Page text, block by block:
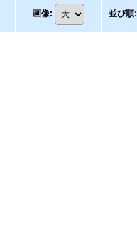
画像: 並び順: